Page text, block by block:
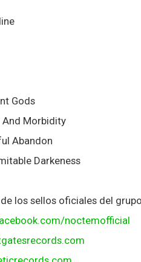
Gods
And Morbidity
Abandon
Darkeness
los sellos oficiales del
noctemofficial